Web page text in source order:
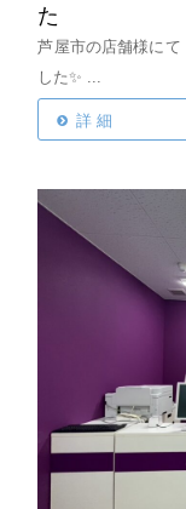
た
芦屋市の店舗様にて
した✨ ...
詳 細